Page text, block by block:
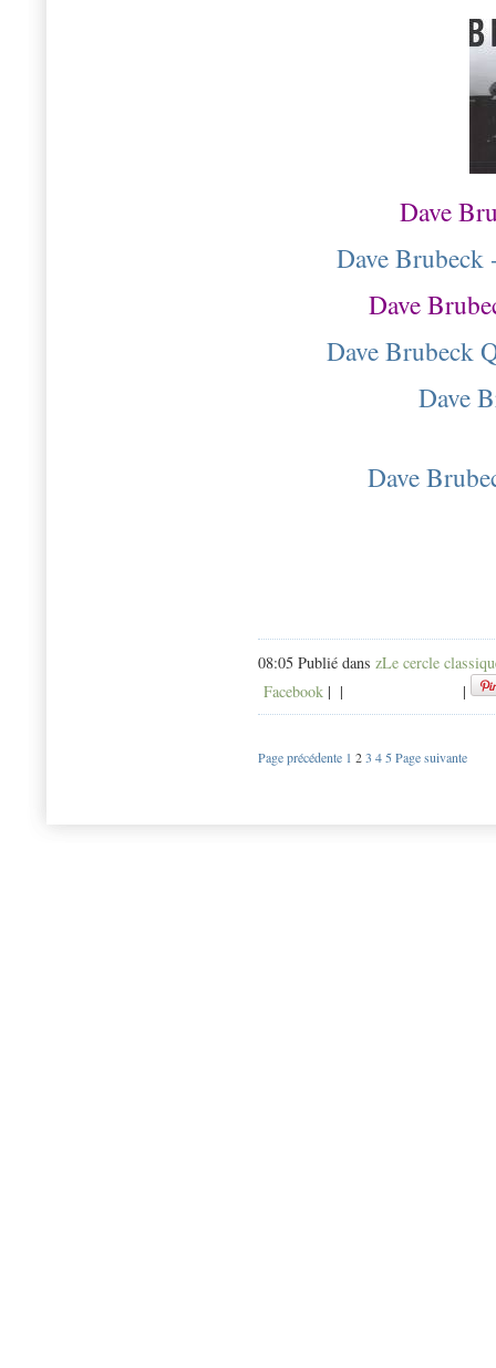
Dave
Dave
Dave
Dave Brubeck
Dave
Dave
08:05 Publié dans zLe cercle
Facebook | | |
Page précédente 1 23 45 Page suivante